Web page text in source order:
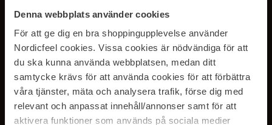
Denna webbplats använder cookies
För att ge dig en bra shoppingupplevelse använder
Nordicfeel cookies. Vissa cookies är nödvändiga för att
du ska kunna använda webbplatsen, medan ditt
samtycke krävs för att använda cookies för att förbättra
våra tjänster, mäta och analysera trafik, förse dig med
relevant och anpassat innehåll/annonser samt för att
aktivera funktioner som används på sociala medier
SUBSCRIBE TO OUR
NEWSLETTER
Ved å abonnere godtar du vårpersonvernerklæring. Du kan melde deg
av når som helst.